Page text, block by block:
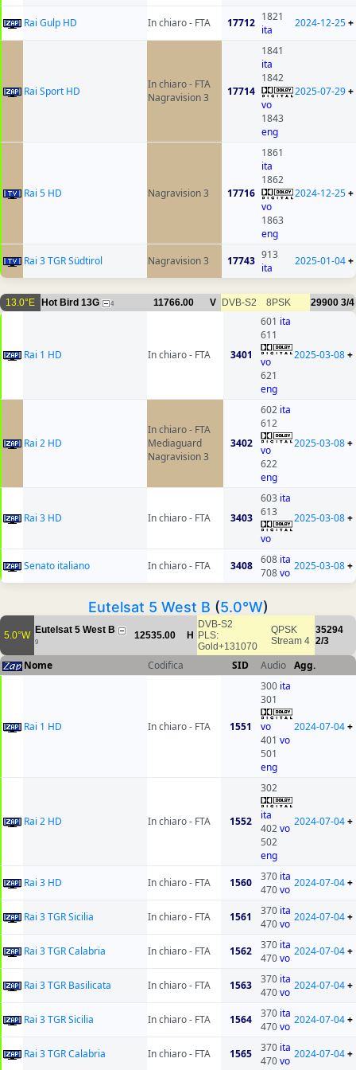
Rai Gulp HD
In chiaro - FTA 17712 1821
ita
2024-12-25+
Rai Sport HD
In chiaro - FTA
Nagravision 3
17714
1841
ita
1842
vo
1843
eng
2025-07-29+
Rai 5 HD Nagravision 3 17716
1861
ita
1862
vo
1863
eng
2024-12-25+
Rai 3 TGR Südtirol Nagravision 3 17743 913
ita
2025-01-04+
13.0°E Hot Bird 13G 4 11766.00 V DVB-S2 8PSK 29900 3/4
Rai 1 HD In chiaro - FTA 3401
601 ita
611
vo
621
eng
2025-03-08+
Rai 2 HD
In chiaro - FTA
Mediaguard
Nagravision 3
3402
602 ita
612
vo
622
eng
2025-03-08+
Rai 3 HD In chiaro - FTA 3403
603 ita
613
vo
2025-03-08+
Senato italiano In chiaro - FTA 3408 608 ita
708vo
2025-03-08+
Eutelsat 5 West B (5.0°W)
5.0°W Eutelsat 5 West B
9
12535.00 H
DVB-S2
PLS:
Gold+131070
QPSK
Stream 4
35294
2/3
Nome Codifica SID Audio Agg.
Rai 1 HD In chiaro - FTA 1551
300 ita
301
vo
401 vo
501
eng
2024-07-04+
Rai 2 HD In chiaro - FTA 1552
302
ita
402vo
502
eng
2024-07-04+
Rai 3 HD In chiaro - FTA 1560 370 ita
470vo
2024-07-04+
Rai 3 TGR Sicilia In chiaro - FTA 1561 370 ita
470vo
2024-07-04+
Rai 3 TGR Calabria In chiaro - FTA 1562 370 ita
470vo
2024-07-04+
Rai 3 TGR Basilicata In chiaro - FTA 1563 370 ita
470vo
2024-07-04+
Rai 3 TGR Sicilia In chiaro - FTA 1564 370 ita
470vo
2024-07-04+
Rai 3 TGR Calabria In chiaro - FTA 1565 370 ita
470vo
2024-07-04+